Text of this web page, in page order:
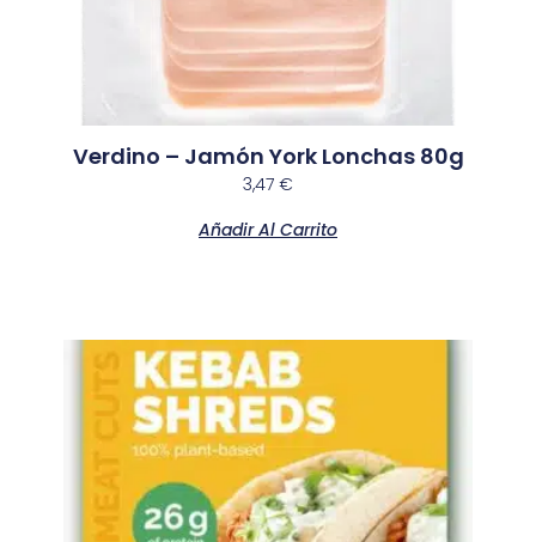
Verdino – Jamón York Lonchas 80g
3,47 €
Añadir Al Carrito